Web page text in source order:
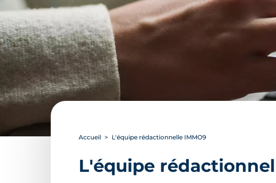
Accueil L'équipe rédactionnelle IMMO9
L'équipe